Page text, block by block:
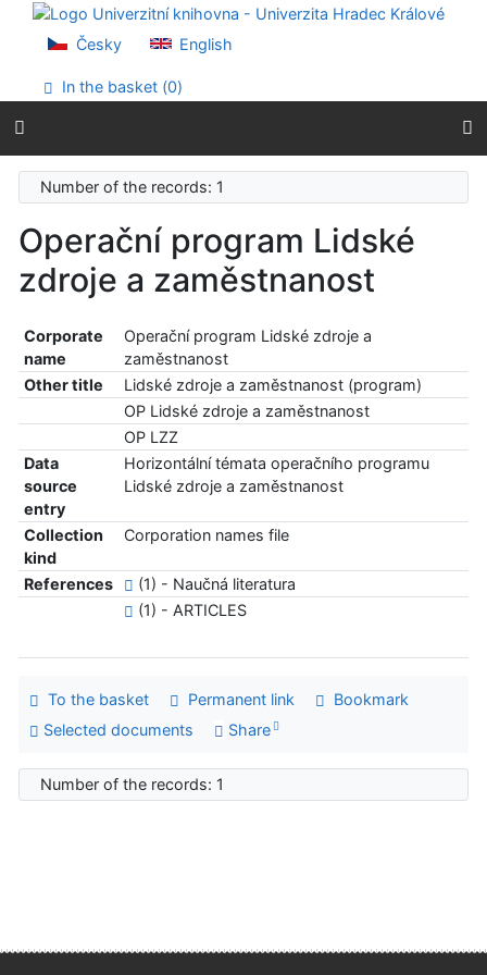
Go to content
Go to menu
Accessibility declaration
Česky English
In the basket (0)
Number of the records: 1
Operační program Lidské
zdroje a zaměstnanost
Corporate
name
Operační program Lidské zdroje a
zaměstnanost
Other title
Lidské zdroje a zaměstnanost (program)
OP Lidské zdroje a zaměstnanost
OP LZZ
Data
source
entry
Horizontální témata operačního programu
Lidské zdroje a zaměstnanost
Collection
kind
Corporation names file
References
(1) - Naučná literatura
(1) - ARTICLES
To the basket Permanent link
Bookmark
Selected documents
Share
Number of the records: 1